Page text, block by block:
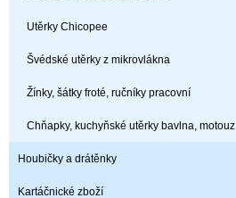
Utěrky Chicopee
Švédské utěrky z mikrovlákna
Žínky, šátky froté, ručníky pracovní
Chňapky, kuchyňské utěrky bavlna, motouz
Houbičky a drátěnky
Kartáčnické zboží